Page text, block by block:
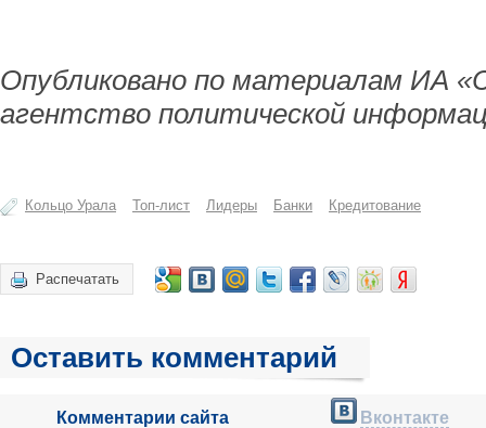
Опубликовано по материалам ИА
агентство политической
Кольцо Урала Топ-лист Лидеры Банки Кредитование
Распечатать
Оставить комментарий
Комментарии сайта Вконтакте